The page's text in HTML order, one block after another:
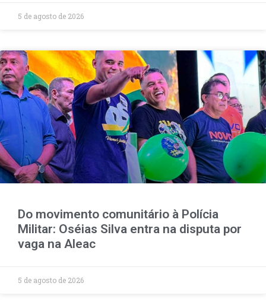
5 de agosto de 2026
Do movimento comunitário à Polícia
Militar: Oséias Silva entra na disputa por
vaga na Aleac
5 de agosto de 2026